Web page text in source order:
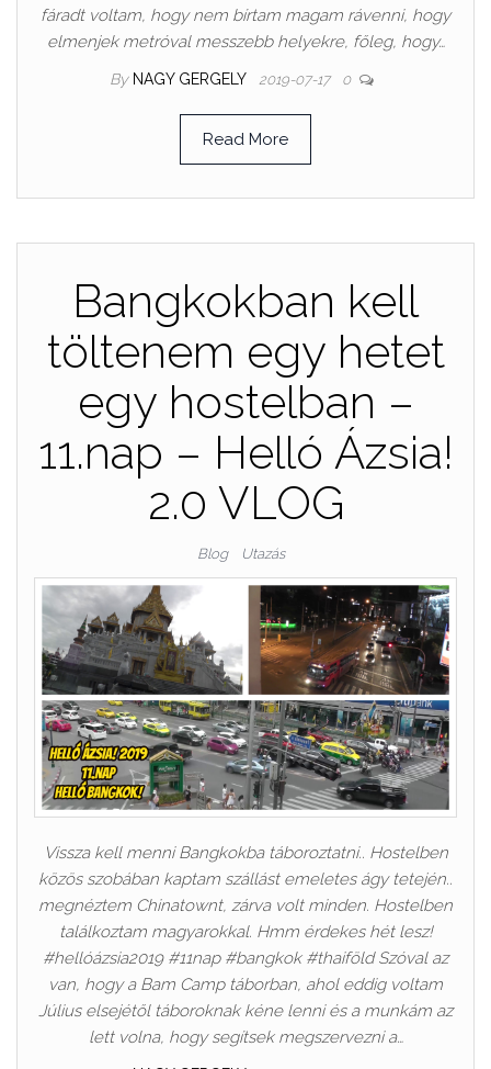
fáradt voltam, hogy nem bírtam magam rávenni, hogy
elmenjek metróval messzebb helyekre, főleg, hogy…
By NAGY GERGELY 2019-07-17 0
Read More
Bangkokban kell
töltenem egy hetet
egy hostelban –
11.nap – Helló Ázsia!
2.0 VLOG
Blog Utazás
Vissza kell menni Bangkokba táboroztatni.. Hostelben
közös szobában kaptam szállást emeletes ágy tetején..
megnéztem Chinatownt, zárva volt minden. Hostelben
találkoztam magyarokkal. Hmm érdekes hét lesz!
#hellóázsia2019 #11nap #bangkok #thaiföld Szóval az
van, hogy a Bam Camp táborban, ahol eddig voltam
Július elsejétől táboroknak kéne lenni és a munkám az
lett volna, hogy segítsek megszervezni a…